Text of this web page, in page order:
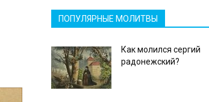
ПОПУЛЯРНЫЕ МОЛИТВЫ
Как молился сергий
радонежский?